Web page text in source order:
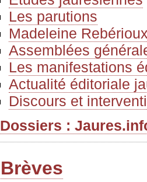
Les parutions
Madeleine
Assemblées
Les manifestations
Actualité éditoriale
Discours et
Dossiers :
Brèves